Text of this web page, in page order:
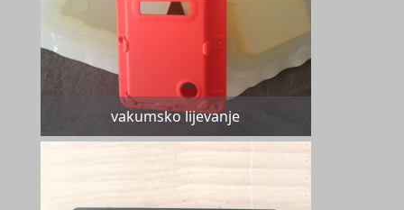
vakumsko lijevanje